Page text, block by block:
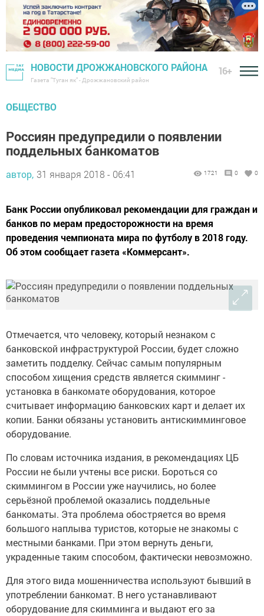
НОВОСТИ ДРОЖЖАНОВСКОГО РАЙОНА
Газета "Туган як" - Дрожжановский район
16+
ОБЩЕСТВО
Россиян предупредили о появлении
поддельных банкоматов
автор, 31 января 2018 - 06:41 1721 0 0
Банк России опубликовал рекомендации для граждан и
банков по мерам предосторожности на время
проведения чемпионата мира по футболу в 2018 году.
Об этом сообщает газета «Коммерсант».
Отмечается, что человеку, который незнаком с
банковской инфраструктурой России, будет сложно
заметить подделку. Сейчас самым популярным
способом хищения средств является скимминг -
установка в банкомате оборудования, которое
считывает информацию банковских карт и делает их
копии. Банки обязаны установить антискимминговое
оборудование.
По словам источника издания, в рекомендациях ЦБ
России не были учтены все риски. Бороться со
скиммингом в России уже научились, но более
серьёзной проблемой оказались поддельные
банкоматы. Эта проблема обостряется во время
большого наплыва туристов, которые не знакомы с
местными банками. При этом вернуть деньги,
украденные таким способом, фактически невозможно.
Для этого вида мошенничества используют бывший в
употреблении банкомат. В него устанавливают
оборудование для скимминга и выдают его за